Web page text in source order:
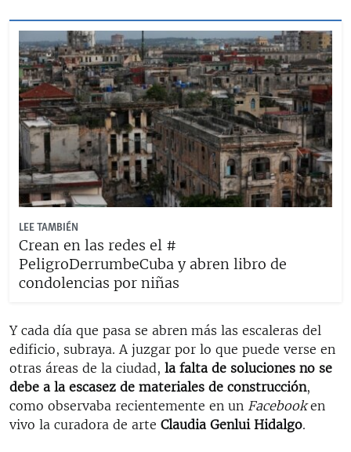
LEE TAMBIÉN
Crean en las redes el #
PeligroDerrumbeCuba y abren libro de
condolencias por niñas
Y cada día que pasa se abren más las escaleras del
edificio, subraya. A juzgar por lo que puede verse en
otras áreas de la ciudad, la falta de soluciones no se
debe a la escasez de materiales de construcción,
como observaba recientemente en un Facebooken
vivo la curadora de arte Claudia Genlui Hidalgo.